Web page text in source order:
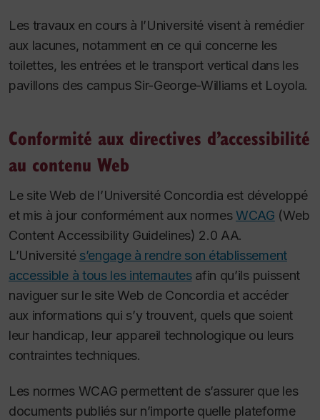
Les travaux en cours à l’Université visent à remédier
aux lacunes, notamment en ce qui concerne les
toilettes, les entrées et le transport vertical dans les
pavillons des campus Sir-George-Williams et Loyola.
Conformité aux directives d’accessibilité
au contenu Web
Le site Web de l’Université Concordia est développé
et mis à jour conformément aux normesWCAG (Web
Content Accessibility Guidelines) 2.0 AA.
L’Université s’engage à rendre son établissement
accessible à tous les internautesafin qu’ils puissent
naviguer sur le site Web de Concordia et accéder
aux informations qui s’y trouvent, quels que soient
leur handicap, leur appareil technologique ou leurs
contraintes techniques.
Les normes WCAG permettent de s’assurer que les
documents publiés sur n’importe quelle plateforme